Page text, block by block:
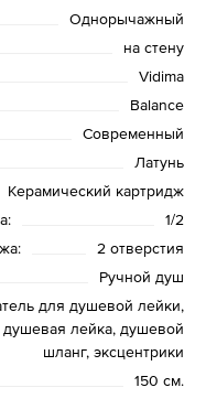
Однорычажный
на стену
Vidima
Balance
Современный
Латунь
Керамический картридж
1/2
2 отверстия
Ручной душ
для душевой лейки,
душевая лейка, душевой
шланг, эксцентрики
150 см.